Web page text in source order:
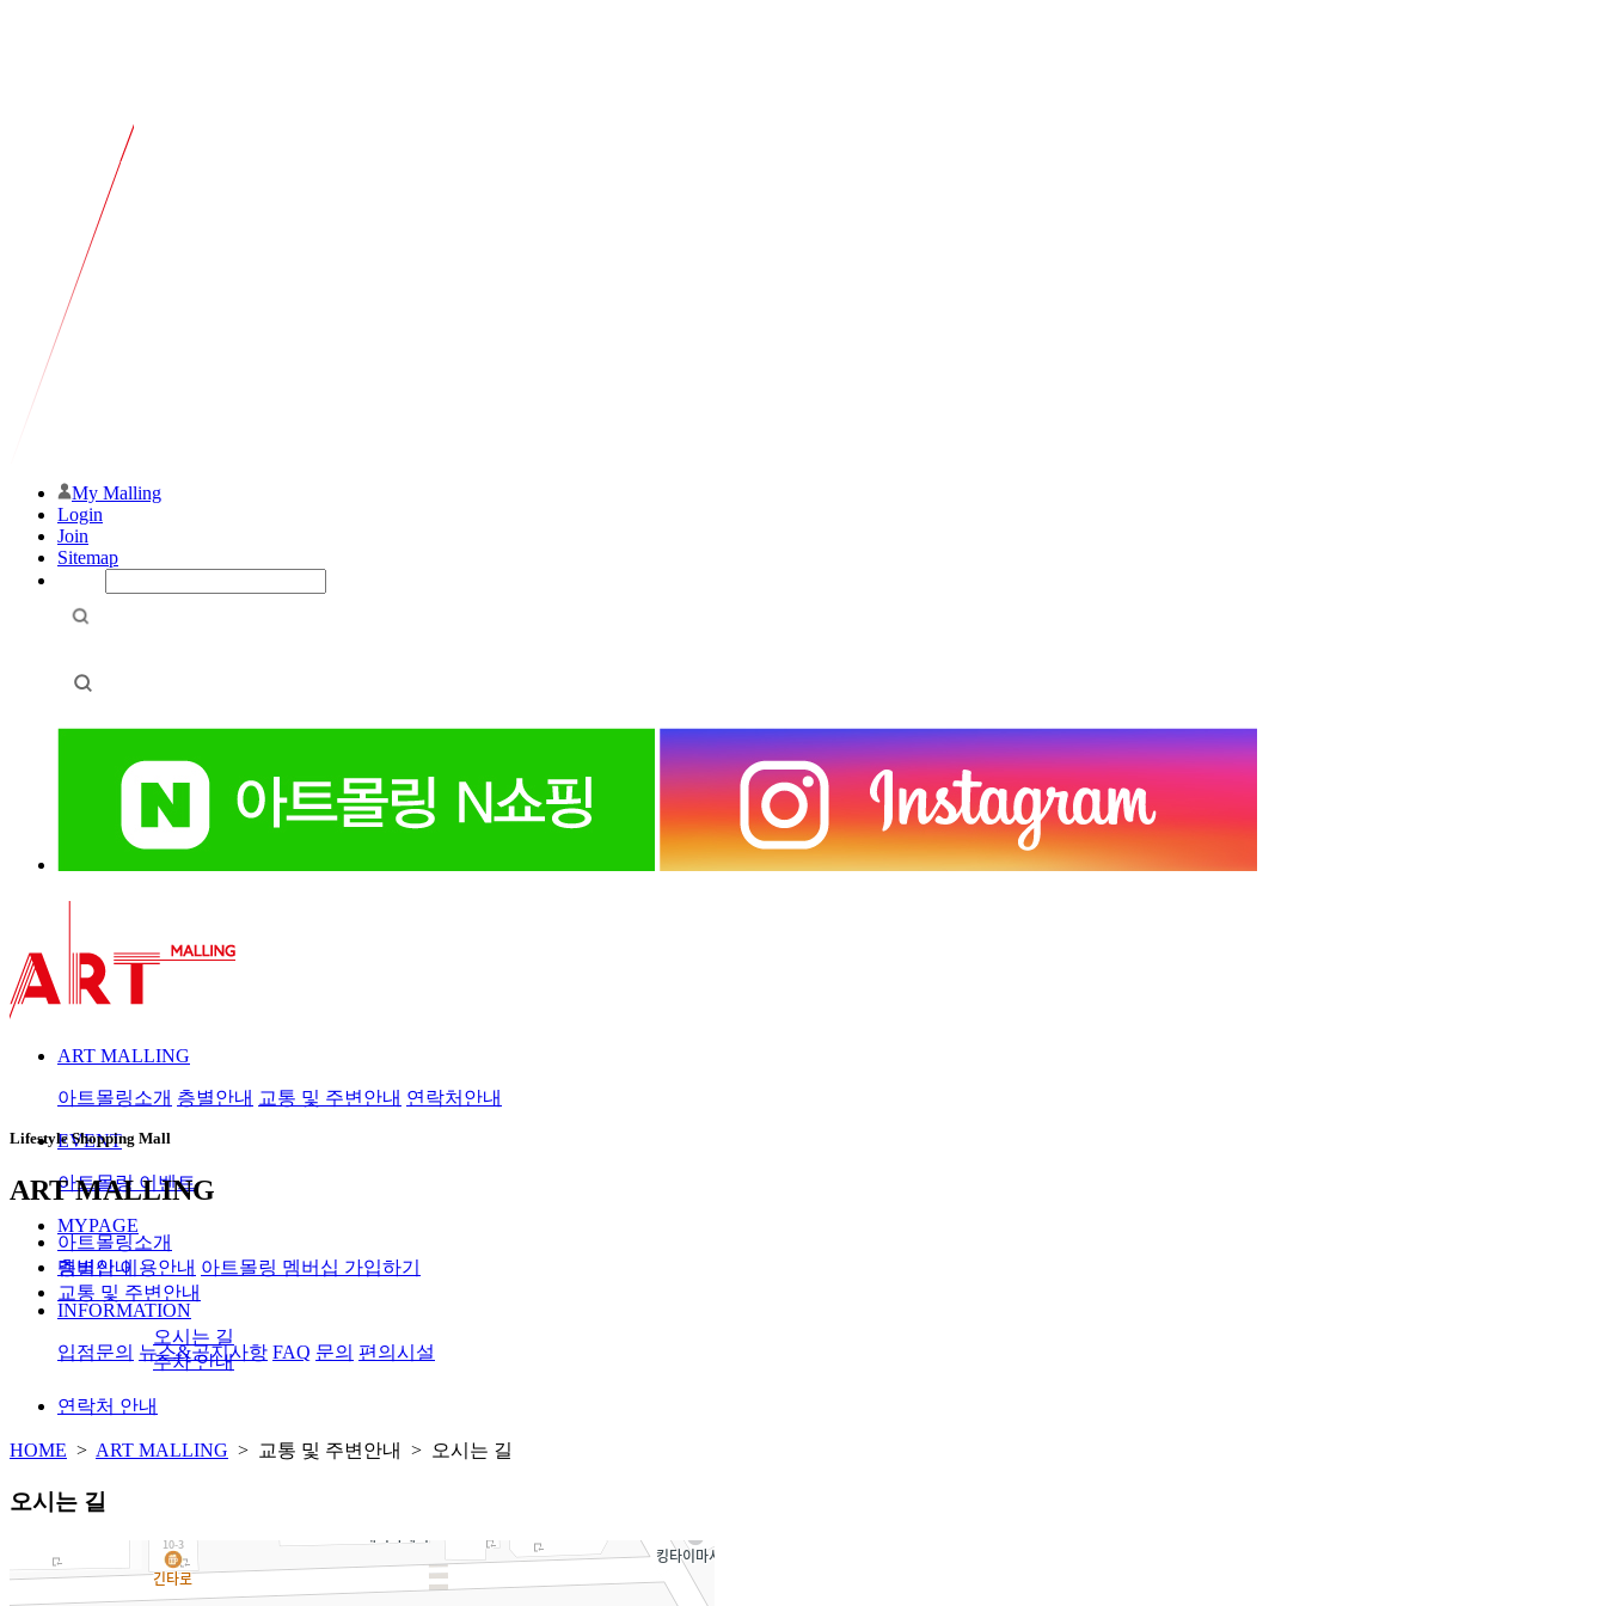
My Malling
Login
Join
Sitemap
ART MALLING
아트몰링소개 층별안내 교통 및 주변안내 연락처안내
EVENT
아트몰링 이벤트
MYPAGE
멤버십 이용안내 아트몰링 멤버십 가입하기
INFORMATION
입점문의 뉴스&공지사항 FAQ 문의 편의시설
Lifestyle Shopping Mall
ART MALLING
아트몰링소개
층별안내
교통 및 주변안내
오시는 길
주차 안내
연락처 안내
HOME > ART MALLING > 교통 및 주변안내 > 오시는 길
오시는 길